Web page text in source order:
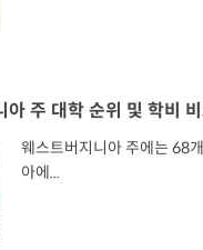
주 대학 순위 및 학비
웨스트버지니아 주에는 68
아에...